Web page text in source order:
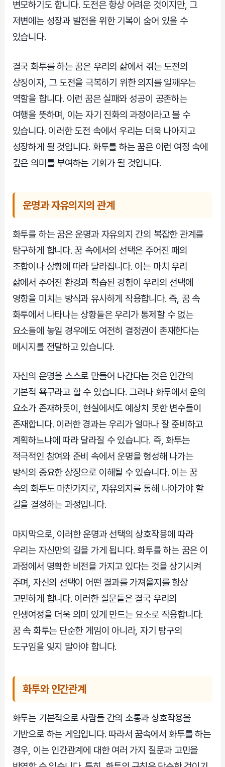
변모하기도 합니다. 도전은 항상 어려운 것이지만, 그
저변에는 성장과 발전을 위한 기복이 숨어 있을 수
있습니다.
결국 화투를 하는 꿈은 우리의 삶에서 겪는 도전의
상징이자, 그 도전을 극복하기 위한 의지를 일깨우는
역할을 합니다. 이런 꿈은 실패와 성공이 공존하는
여행을 뜻하며, 이는 자기 진화의 과정이라고 볼 수
있습니다. 이러한 도전 속에서 우리는 더욱 나아지고
성장하게 될 것입니다. 화투를 하는 꿈은 이런 여정 속에
깊은 의미를 부여하는 기회가 될 것입니다.
운명과 자유의지의 관계
화투를 하는 꿈은 운명과 자유의지 간의 복잡한 관계를
탐구하게 합니다. 꿈 속에서의 선택은 주어진 패의
조합이나 상황에 따라 달라집니다. 이는 마치 우리
삶에서 주어진 환경과 학습된 경험이 우리의 선택에
영향을 미치는 방식과 유사하게 작용합니다. 즉, 꿈 속
화투에서 나타나는 상황들은 우리가 통제할 수 없는
요소들에 놓일 경우에도 여전히 결정권이 존재한다는
메시지를 전달하고 있습니다.
자신의 운명을 스스로 만들어 나간다는 것은 인간의
기본적 욕구라고 할 수 있습니다. 그러나 화투에서 운의
요소가 존재하듯이, 현실에서도 예상치 못한 변수들이
존재합니다. 이러한 경과는 우리가 얼마나 잘 준비하고
계획하느냐에 따라 달라질 수 있습니다. 즉, 화투는
적극적인 참여와 준비 속에서 운명을 형성해 나가는
방식의 중요한 상징으로 이해될 수 있습니다. 이는 꿈
속의 화투도 마찬가지로, 자유의지를 통해 나아가야 할
길을 결정하는 과정입니다.
마지막으로, 이러한 운명과 선택의 상호작용에 따라
우리는 자신만의 길을 가게 됩니다. 화투를 하는 꿈은 이
과정에서 명확한 비전을 가지고 있다는 것을 상기시켜
주며, 자신의 선택이 어떤 결과를 가져올지를 항상
고민하게 합니다. 이러한 질문들은 결국 우리의
인생여정을 더욱 의미 있게 만드는 요소로 작용합니다.
꿈 속 화투는 단순한 게임이 아니라, 자기 탐구의
도구임을 잊지 말아야 합니다.
화투와 인간관계
화투는 기본적으로 사람들 간의 소통과 상호작용을
기반으로 하는 게임입니다. 따라서 꿈속에서 화투를 하는
경우, 이는 인간관계에 대한 여러 가지 질문과 고민을